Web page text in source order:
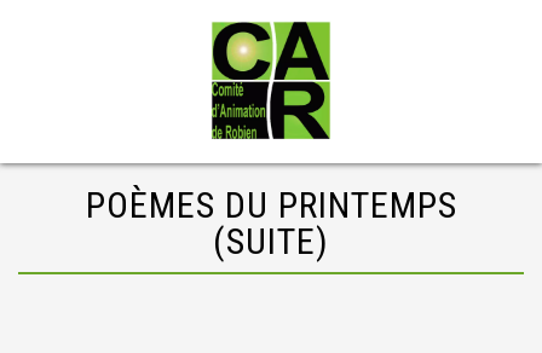
POÈMES DU PRINTEMPS
(SUITE)